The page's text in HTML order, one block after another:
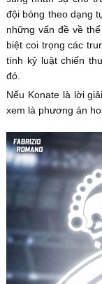
đội bóng theo dạng
những vấn đề về
biệt coi trọng các
tính kỷ luật chiến
đó.
Nếu Konate là lời
xem là phương án